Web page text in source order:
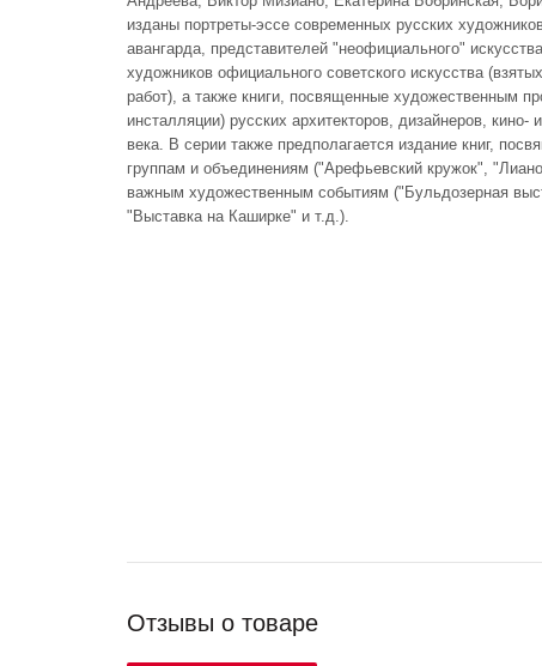
изданы портреты-эссе современных русских
авангарда, представителей "неофициального"
художников официального советского искусства
работ), а также книги, посвященные художественным
инсталляции) русских архитекторов, дизайнеров,
века. В серии также предполагается издание книг,
группам и объединениям ("Арефьевский кружок",
важным художественным событиям ("Бульдозерная
"Выставка на Каширке" и т.д.).
Отзывы о товаре